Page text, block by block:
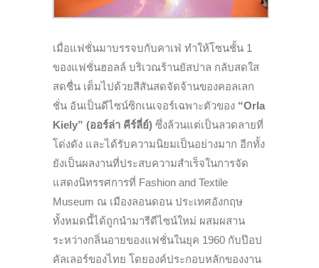
เมื่อแฟชั่นมาบรรจบกับคาเฟ่ ทำให้โซนชั้น 1
ของแฟชั่นฮอลล์ บริเวณร้านยัสปาล กลับสดใส
สดชื่น เต็มไปด้วยสีสันสดจัดจ้านของคอลเลก
ชั่น อันเป็นดีไซน์ซิกเนเจอร์เฉพาะตัวของ “Orla
Kiely” (ออร์ล่า คีร์ลี่ย์) ซึ่งล้วนแต่เป็นลวดลายที่
โด่งดัง และได้รับความนิยมเป็นอย่างมาก อีกทั้ง
ยังเป็นผลงานที่ประสบความสำเร็จในการจัด
แสดงนิทรรศการที่ Fashion and Textile
Museum ณ เมืองลอนดอน ประเทศอังกฤษ
ทั้งหมดนี้ได้ถูกนำมารีดีไซน์ใหม่ ผสมผสาน
ระหว่างกลิ่นอายของแฟชั่นในยุค 1960 กับป๊อป
คัลเลอร์ของไทย โดยองค์ประกอบหลักของงาน